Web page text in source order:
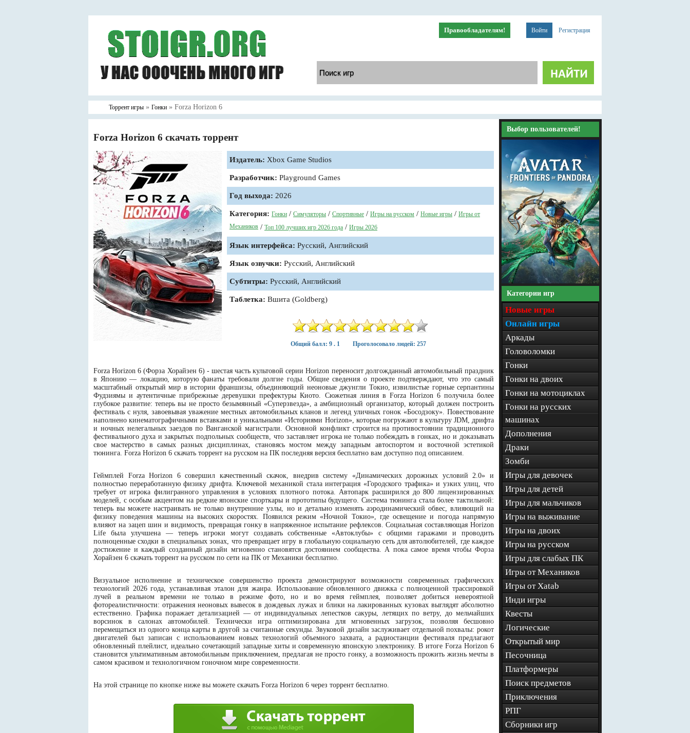
Войти Регистрация
Правообладателям!
Торрент игры » Гонки » Forza Horizon 6
Forza Horizon 6 скачать торрент
Издатель: Xbox Game Studios
Разработчик: Playground Games
Год выхода: 2026
Категория: Гонки / Симуляторы / Спортивные / Игры на русском / Новые игры / Игры от
Механиков / Топ 100 лучших игр 2026 года / Игры 2026
Язык интерфейса: Русский, Английский
Язык озвучки: Русский, Английский
Субтитры: Русский, Английский
Таблетка: Вшита (Goldberg)
Общий балл: 9 . 1 Проголосовало людей: 257
Forza Horizon 6 (Форза Хорайзен 6) - шестая часть культовой серии Horizon переносит долгожданный автомобильный праздник
в Японию — локацию, которую фанаты требовали долгие годы. Общие сведения о проекте подтверждают, что это самый
масштабный открытый мир в истории франшизы, объединяющий неоновые джунгли Токио, извилистые горные серпантины
Фудзиямы и аутентичные прибрежные деревушки префектуры Киото. Сюжетная линия в Forza Horizon 6 получила более
глубокое развитие: теперь вы не просто безымянный «Суперзвезда», а амбициозный организатор, который должен построить
фестиваль с нуля, завоевывая уважение местных автомобильных кланов и легенд уличных гонок «Босодзоку». Повествование
наполнено кинематографичными вставками и уникальными «Историями Horizon», которые погружают в культуру JDM, дрифта
и ночных нелегальных заездов по Ванганской магистрали. Основной конфликт строится на противостоянии традиционного
фестивального духа и закрытых подпольных сообществ, что заставляет игрока не только побеждать в гонках, но и доказывать
свое мастерство в самых разных дисциплинах, становясь мостом между западным автоспортом и восточной эстетикой
тюнинга. Forza Horizon 6 скачать торрент на русском на ПК последняя версия бесплатно вам доступно под описанием.
Геймплей Forza Horizon 6 совершил качественный скачок, внедрив систему «Динамических дорожных условий 2.0» и
полностью переработанную физику дрифта. Ключевой механикой стала интеграция «Городского трафика» и узких улиц, что
требует от игрока филигранного управления в условиях плотного потока. Автопарк расширился до 800 лицензированных
моделей, с особым акцентом на редкие японские спорткары и прототипы будущего. Система тюнинга стала более тактильной:
теперь вы можете настраивать не только внутренние узлы, но и детально изменять аэродинамический обвес, влияющий на
физику поведения машины на высоких скоростях. Появился режим «Ночной Токио», где освещение и погода напрямую
влияют на зацеп шин и видимость, превращая гонку в напряженное испытание рефлексов. Социальная составляющая Horizon
Life была улучшена — теперь игроки могут создавать собственные «Автоклубы» с общими гаражами и проводить
полноценные сходки в специальных зонах, что превращает игру в глобальную социальную сеть для автолюбителей, где каждое
достижение и каждый созданный дизайн мгновенно становятся достоянием сообщества. А пока самое время чтобы Форза
Хорайзен 6 скачать торрент на русском по сети на ПК от Механики бесплатно.
Визуальное исполнение и техническое совершенство проекта демонстрируют возможности современных графических
технологий 2026 года, устанавливая эталон для жанра. Использование обновленного движка с полноценной трассировкой
лучей в реальном времени не только в режиме фото, но и во время геймплея, позволяет добиться невероятной
фотореалистичности: отражения неоновых вывесок в дождевых лужах и блики на лакированных кузовах выглядят абсолютно
естественно. Графика поражает детализацией — от индивидуальных лепестков сакуры, летящих по ветру, до мельчайших
ворсинок в салонах автомобилей. Технически игра оптимизирована для мгновенных загрузок, позволяя бесшовно
перемещаться из одного конца карты в другой за считанные секунды. Звуковой дизайн заслуживает отдельной похвалы: рокот
двигателей был записан с использованием новых технологий объемного захвата, а радиостанции фестиваля предлагают
обновленный плейлист, идеально сочетающий западные хиты и современную японскую электронику. В итоге Forza Horizon 6
становится ультимативным автомобильным приключением, предлагая не просто гонку, а возможность прожить жизнь мечты в
самом красивом и технологичном гоночном мире современности.
На этой странице по кнопке ниже вы можете скачать Forza Horizon 6 через торрент бесплатно.
Выбор пользователей!
Категории игр
Новые игры
Онлайн игры
Аркады
Головоломки
Гонки
Гонки на двоих
Гонки на мотоциклах
Гонки на русских
машинах
Дополнения
Драки
Зомби
Игры для девочек
Игры для детей
Игры для мальчиков
Игры на выживание
Игры на двоих
Игры на русском
Игры для слабых ПК
Игры от Механиков
Игры от Xatab
Инди игры
Квесты
Логические
Открытый мир
Песочница
Платформеры
Поиск предметов
Приключения
РПГ
Сборники игр